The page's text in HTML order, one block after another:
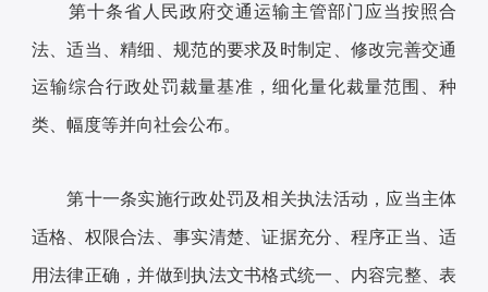
第十条省人民政府交通运输主管部门应当按照合
法、适当、精细、规范的要求及时制定、修改完善交通
运输综合行政处罚裁量基准，细化量化裁量范围、种
类、幅度等并向社会公布。
第十一条实施行政处罚及相关执法活动，应当主体
适格、权限合法、事实清楚、证据充分、程序正当、适
用法律正确，并做到执法文书格式统一、内容完整、表